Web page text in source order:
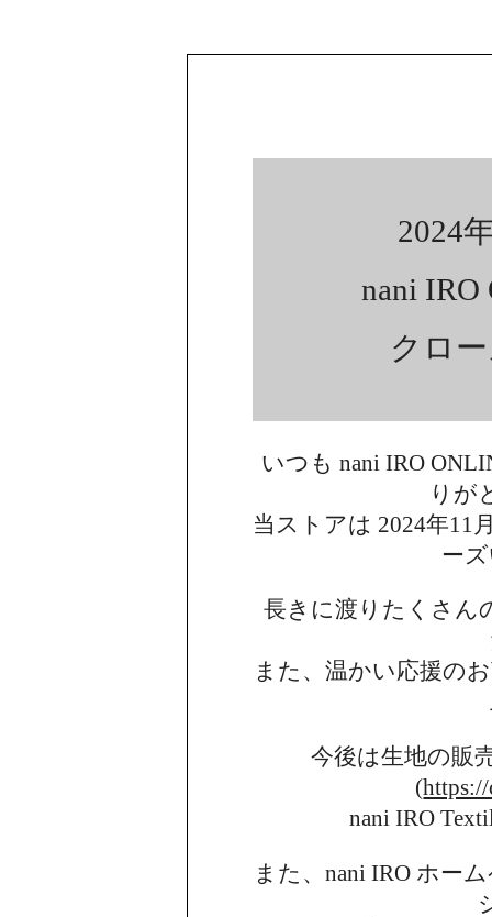
2024
nani IRO
クロ
いつも nani IRO
りが
当ストアは 2024年11
ー
長きに渡りたくさん
また、温かい応援の
今後は生地の販
(https://
nani IRO
また、nani IRO ホー